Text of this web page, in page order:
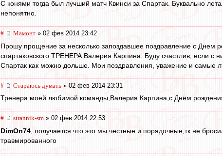
С конями тогда был лучший матч Квинси за Спартак. Буквально
непонятно.
# Мамонт » 02 фев 2014 23:42
Прошу прощение за несколько запоздавшее поздравление с Днем
спартаковского ТРЕНЕРА Валерия Карпина. Буду счастлив, если
Спартак как можно дольше. Мои поздравления, уважение и самые
# Стараюсь думать » 02 фев 2014 23:31
Тренера моей любимой команды,Валерия Карпина,с Днём
# strannik-sm » 02 фев 2014 22:53
DimOn74 , получается что это мы честные и порядочные,тк не
травмированного